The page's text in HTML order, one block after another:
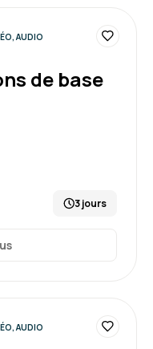
AUDIO
de base
3 jours
AUDIO